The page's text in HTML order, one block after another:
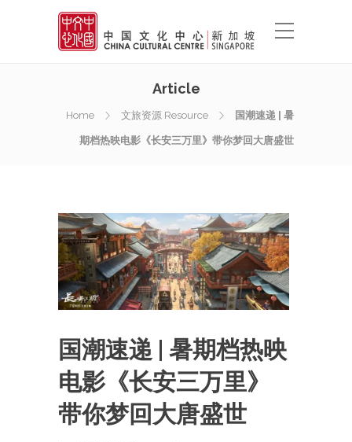
Article
Home 文旅资源 Resource 国潮速递 | 暑
期档热映电影《长安三万里》带你梦回大唐盛世
国潮速递 | 暑期档热映
电影《长安三万里》
带你梦回大唐盛世